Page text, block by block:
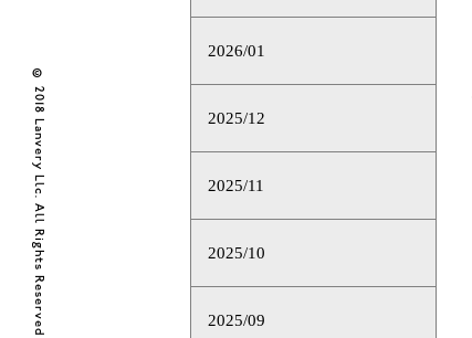
2026/01
2025/12
2025/11
2025/10
2025/09
© 2018 Lanvery Llc. All Rights Reserved